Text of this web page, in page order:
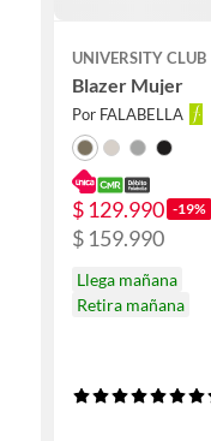
UNIVERSITY CLUB
Blazer Mujer
Por FALABELLA
$ 129.990 -19%
$ 159.990
Llega mañana
Retira mañana